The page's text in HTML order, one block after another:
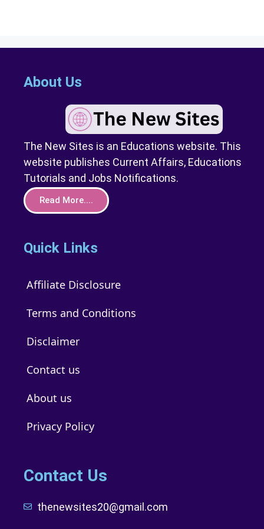
About Us
The New Sites is an Educations website. This
website publishes Current Affairs, Educations
Tutorials and Jobs Notifications.
Read More....
Quick Links
Affiliate Disclosure
Terms and Conditions
Disclaimer
Contact us
About us
Privacy Policy
Contact Us
thenewsites20@gmail.com